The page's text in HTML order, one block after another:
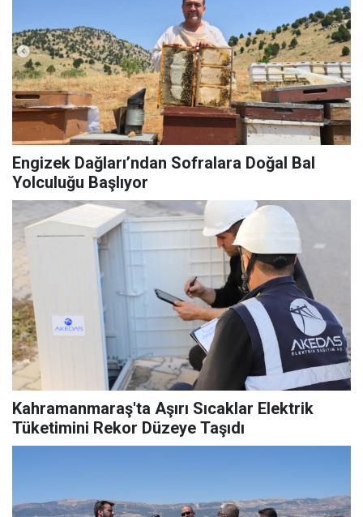
Engizek Dağları’ndan Sofralara Doğal Bal
Yolculuğu Başlıyor
Kahramanmaraş'ta Aşırı Sıcaklar Elektrik
Tüketimini Rekor Düzeye Taşıdı